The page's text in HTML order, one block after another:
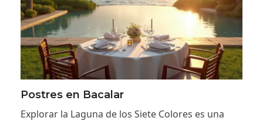
Postres en Bacalar
Explorar la Laguna de los Siete Colores es una